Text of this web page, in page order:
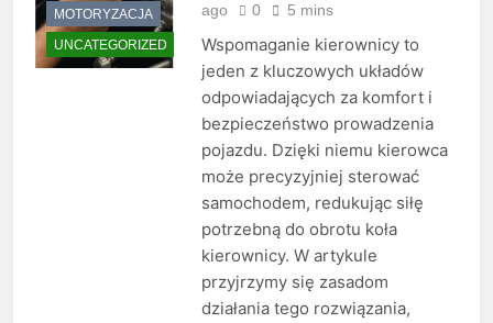
MOTORYZACJA
UNCATEGORIZED
ago
0 5 mins
Wspomaganie kierownicy to
jeden z kluczowych układów
odpowiadających za komfort i
bezpieczeństwo prowadzenia
pojazdu. Dzięki niemu kierowca
może precyzyjniej sterować
samochodem, redukując siłę
potrzebną do obrotu koła
kierownicy. W artykule
przyjrzymy się zasadom
działania tego rozwiązania,